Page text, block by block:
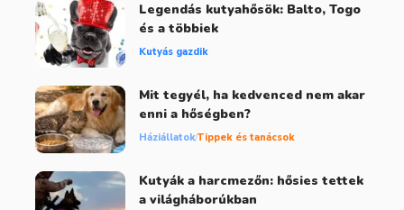
Legendás kutyahősök: Balto, Togo
és a többiek
Kutyás gazdik
Mit tegyél, ha kedvenced nem akar
enni a hőségben?
HáziállatokTippek és tanácsok
Kutyák a harcmezőn: hősies tettek
a világháborúkban